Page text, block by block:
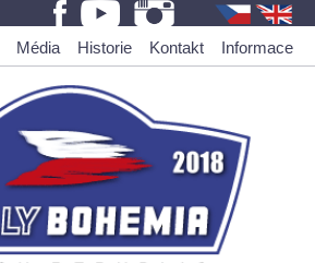
Média Historie Kontakt Informace